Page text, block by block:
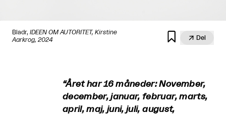
Bladr, IDEEN OM AUTORITET, Kirstine
Aarkrog, 2024
  Del
“Året har 16 måneder: November,
december, januar, februar, marts,
april, maj, juni, juli, august,